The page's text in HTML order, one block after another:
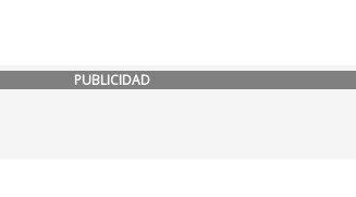
PUBLICIDAD